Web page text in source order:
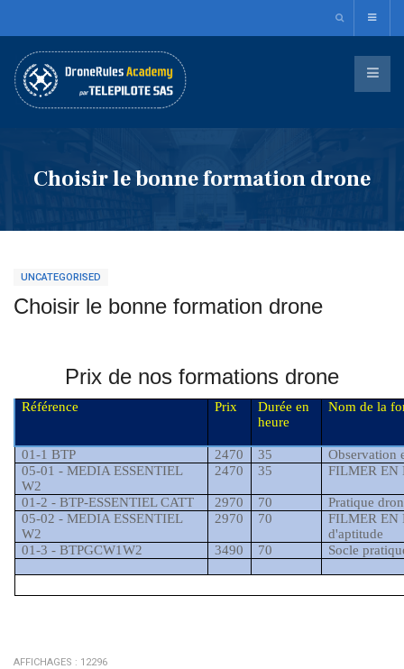
Choisir le bonne formation drone
UNCATEGORISED
Choisir le bonne formation drone
Prix de nos formations drone
Référence Prix
Durée en
heure
Nom de la
01-1 BTP 2470 35
Observation
05-01 - MEDIA ESSENTIEL
W2
2470 35 FILMER EN
01-2 - BTP-ESSENTIEL CATT 2970 70
Pratique
05-02 - MEDIA ESSENTIEL
W2
2970 70
FILMER EN
d'aptitude
01-3 - BTPGCW1W2
3490 70 Socle
AFFICHAGES : 12296